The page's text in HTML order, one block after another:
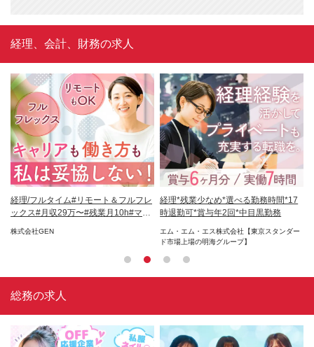
経理、会計、財務の求人
経理/フルタイム#リモート＆フルフレ
ックス#月収29万〜#残業月10h#ママ
株式会社GEN
経理*残業少なめ*選べる勤務時間*17
時退勤可*賞与年2回*中目黒勤務
エム・エム・エス株式会社【東京スタンダー
ド市場上場の明海グループ】
総務の求人